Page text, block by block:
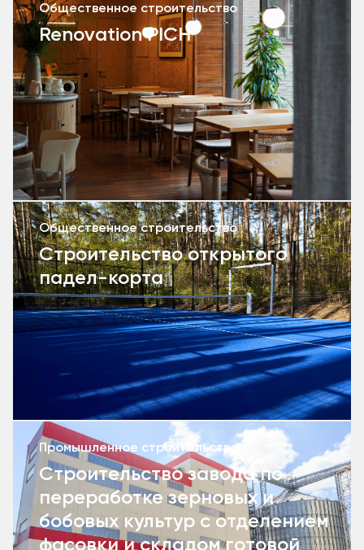
Общественное строительство
Renovation PICH
Общественное строительство
Строительство открытого
падел-корта
Промышленное строительство
Строительство завода по
переработке зерновых и
бобовых культур с отделением
фасовки и складом готовой